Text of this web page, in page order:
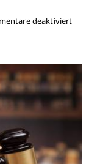
deaktiviertfür
aber
im
Sinne